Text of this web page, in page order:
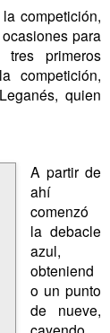
competición,
para
primeros
competición,
quien
A partir de
ahí
comenzó
la debacle
azul,
obteniend
o un punto
de nueve,